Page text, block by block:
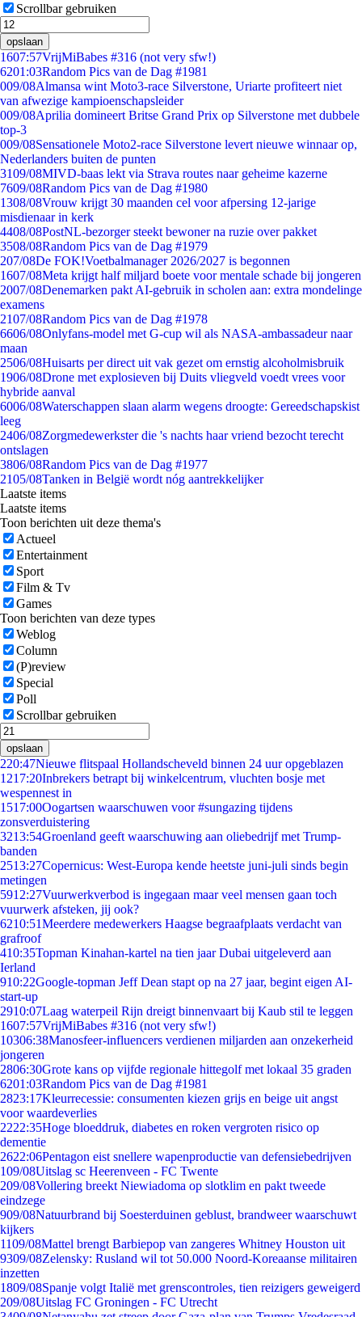
Scrollbar gebruiken
opslaan
1607:57VrijMiBabes #316 (not very sfw!)
6201:03Random Pics van de Dag #1981
009/08Almansa wint Moto3-race Silverstone, Uriarte profiteert niet
van afwezige kampioenschapsleider
009/08Aprilia domineert Britse Grand Prix op Silverstone met dubbele
top-3
009/08Sensationele Moto2-race Silverstone levert nieuwe winnaar op,
Nederlanders buiten de punten
3109/08MIVD-baas lekt via Strava routes naar geheime kazerne
7609/08Random Pics van de Dag #1980
1308/08Vrouw krijgt 30 maanden cel voor afpersing 12-jarige
misdienaar in kerk
4408/08PostNL-bezorger steekt bewoner na ruzie over pakket
3508/08Random Pics van de Dag #1979
207/08De FOK!Voetbalmanager 2026/2027 is begonnen
1607/08Meta krijgt half miljard boete voor mentale schade bij jongeren
2007/08Denemarken pakt AI-gebruik in scholen aan: extra mondelinge
examens
2107/08Random Pics van de Dag #1978
6606/08Onlyfans-model met G-cup wil als NASA-ambassadeur naar
maan
2506/08Huisarts per direct uit vak gezet om ernstig alcoholmisbruik
1906/08Drone met explosieven bij Duits vliegveld voedt vrees voor
hybride aanval
6006/08Waterschappen slaan alarm wegens droogte: Gereedschapskist
leeg
2406/08Zorgmedewerkster die 's nachts haar vriend bezocht terecht
ontslagen
3806/08Random Pics van de Dag #1977
2105/08Tanken in België wordt nóg aantrekkelijker
Laatste items
Laatste items
Toon berichten uit deze thema's
Actueel
Entertainment
Sport
Film & Tv
Games
Toon berichten van deze types
Weblog
Column
(P)review
Special
Poll
Scrollbar gebruiken
opslaan
220:47Nieuwe flitspaal Hollandscheveld binnen 24 uur opgeblazen
1217:20Inbrekers betrapt bij winkelcentrum, vluchten bosje met
wespennest in
1517:00Oogartsen waarschuwen voor #sungazing tijdens
zonsverduistering
3213:54Groenland geeft waarschuwing aan oliebedrijf met Trump-
banden
2513:27Copernicus: West-Europa kende heetste juni-juli sinds begin
metingen
5912:27Vuurwerkverbod is ingegaan maar veel mensen gaan toch
vuurwerk afsteken, jij ook?
6210:51Meerdere medewerkers Haagse begraafplaats verdacht van
grafroof
410:35Topman Kinahan-kartel na tien jaar Dubai uitgeleverd aan
Ierland
910:22Google-topman Jeff Dean stapt op na 27 jaar, begint eigen AI-
start-up
2910:07Laag waterpeil Rijn dreigt binnenvaart bij Kaub stil te leggen
1607:57VrijMiBabes #316 (not very sfw!)
10306:38Manosfeer-influencers verdienen miljarden aan onzekerheid
jongeren
2806:30Grote kans op vijfde regionale hittegolf met lokaal 35 graden
6201:03Random Pics van de Dag #1981
2823:17Kleurrecessie: consumenten kiezen grijs en beige uit angst
voor waardeverlies
2222:35Hoge bloeddruk, diabetes en roken vergroten risico op
dementie
2622:06Pentagon eist snellere wapenproductie van defensiebedrijven
109/08Uitslag sc Heerenveen - FC Twente
209/08Vollering breekt Niewiadoma op slotklim en pakt tweede
eindzege
909/08Natuurbrand bij Soesterduinen geblust, brandweer waarschuwt
kijkers
1109/08Mattel brengt Barbiepop van zangeres Whitney Houston uit
9309/08Zelensky: Rusland wil tot 50.000 Noord-Koreaanse militairen
inzetten
1809/08Spanje volgt Italië met grenscontroles, tien reizigers geweigerd
209/08Uitslag FC Groningen - FC Utrecht